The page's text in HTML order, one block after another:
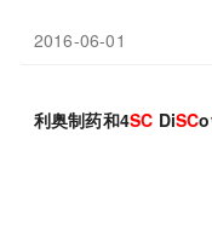
2016-06-01
利奥制药和4SC DiSC